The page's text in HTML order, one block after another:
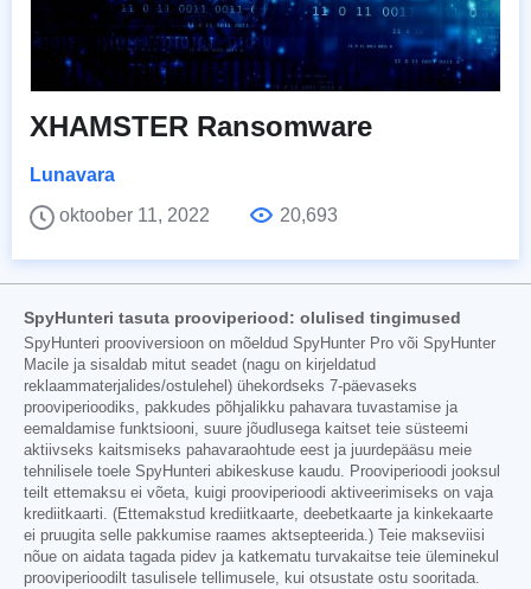
XHAMSTER Ransomware
Lunavara
oktoober 11, 2022
20,693
SpyHunteri tasuta prooviperiood: olulised tingimused
SpyHunteri prooviversioon on mõeldud SpyHunter Pro või SpyHunter
Macile ja sisaldab mitut seadet (nagu on kirjeldatud
reklaammaterjalides/ostulehel) ühekordseks 7-päevaseks
prooviperioodiks, pakkudes põhjalikku pahavara tuvastamise ja
eemaldamise funktsiooni, suure jõudlusega kaitset teie süsteemi
aktiivseks kaitsmiseks pahavaraohtude eest ja juurdepääsu meie
tehnilisele toele SpyHunteri abikeskuse kaudu. Prooviperioodi jooksul
teilt ettemaksu ei võeta, kuigi prooviperioodi aktiveerimiseks on vaja
krediitkaarti. (Ettemakstud krediitkaarte, deebetkaarte ja kinkekaarte
ei pruugita selle pakkumise raames aktsepteerida.) Teie makseviisi
nõue on aidata tagada pidev ja katkematu turvakaitse teie üleminekul
prooviperioodilt tasulisele tellimusele, kui otsustate ostu sooritada.